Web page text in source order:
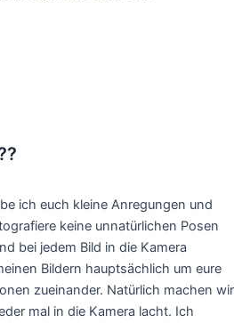
ich euch kleine Anregungen und
keine unnatürlichen Posen
bei jedem Bild in die Kamera
Bildern hauptsächlich um eure
zueinander. Natürlich machen wir
mal in die Kamera lacht. Ich